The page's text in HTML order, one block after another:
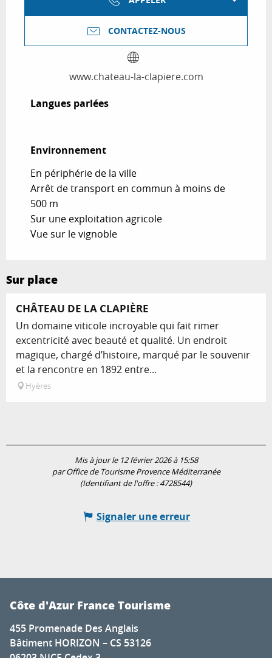
CONTACTEZ-NOUS
www.chateau-la-clapiere.com
Langues parlées
Langues parlées
Environnement
Environnement
En périphérie de la ville
Arrêt de transport en commun à moins de
500 m
Sur une exploitation agricole
Vue sur le vignoble
Sur place
CHÂTEAU DE LA CLAPIÈRE
Un domaine viticole incroyable qui fait rimer
excentricité avec beauté et qualité. Un endroit
magique, chargé d’histoire, marqué par le souvenir
et la rencontre en 1892 entre...
Hyères
Mis à jour le 12 février 2026 à 15:58
par Office de Tourisme Provence Méditerranée
(Identifiant de l'offre :4728544)
Signaler une erreur
Côte d'Azur France Tourisme
455 Promenade Des Anglais
Bâtiment HORIZON – CS 53126